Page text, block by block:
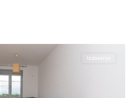
Izdavanje